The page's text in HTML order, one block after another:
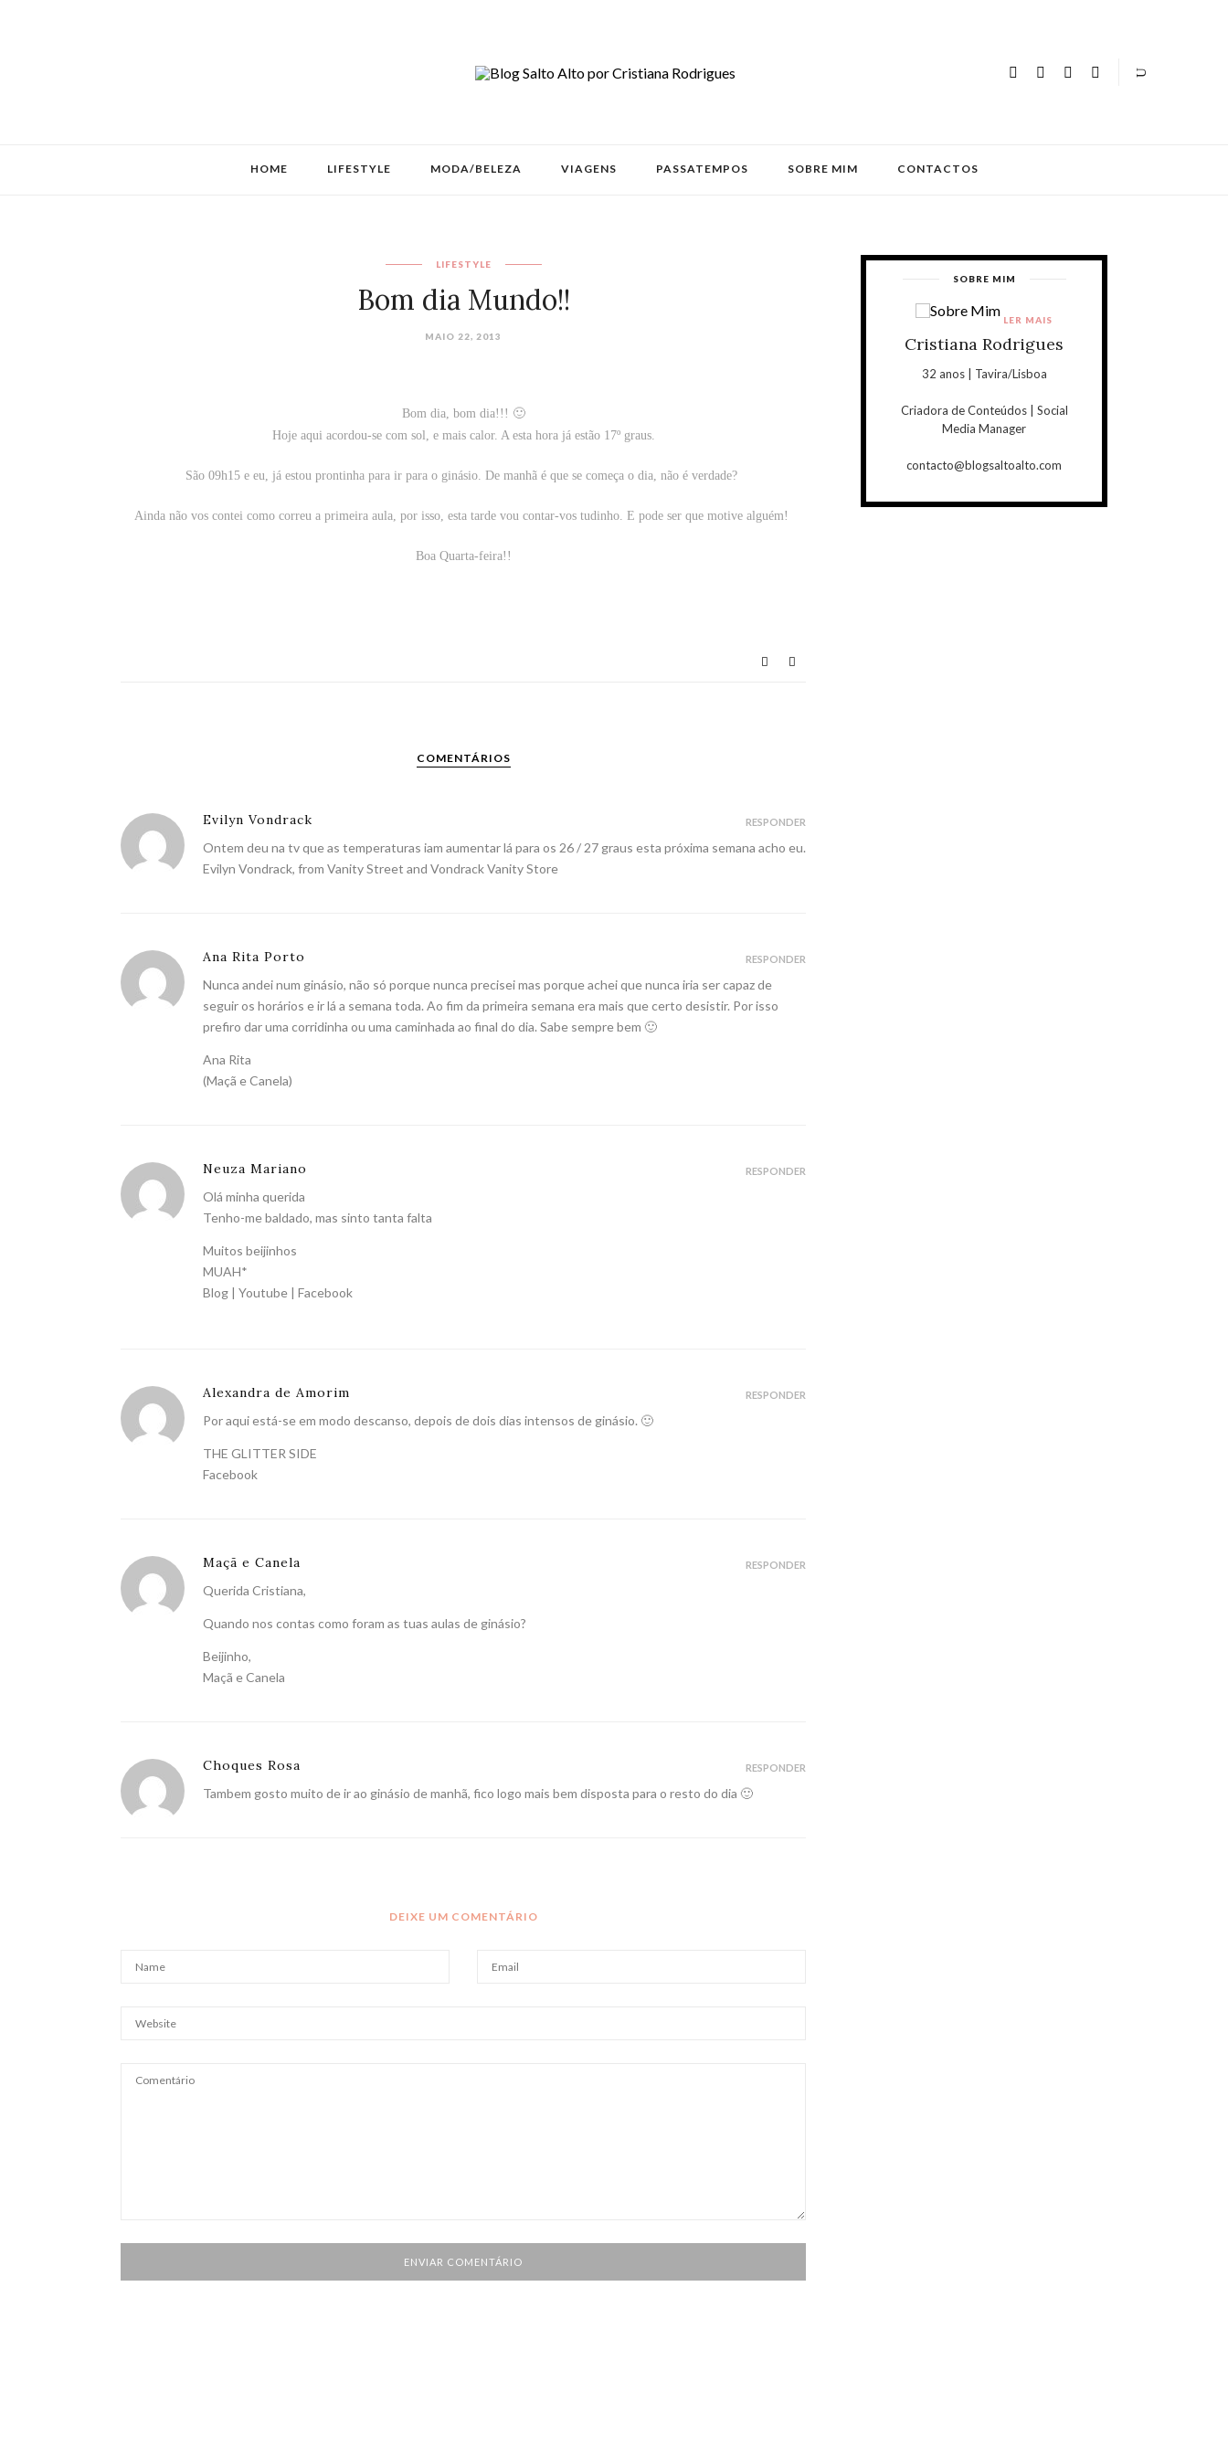
HOME LIFESTYLE MODA/BELEZA VIAGENS PASSATEMPOS SOBRE MIM CONTACTOS
LIFESTYLE
Bom dia Mundo!!
MAIO 22, 2013
Bom dia, bom dia!!! 🙂
Hoje aqui acordou-se com sol, e mais calor. A esta hora já estão 17º graus.
São 09h15 e eu, já estou prontinha para ir para o ginásio. De manhã é que se começa o dia, não é verdade?
Ainda não vos contei como correu a primeira aula, por isso, esta tarde vou contar-vos tudinho. E pode ser que motive alguém!
Boa Quarta-feira!!
COMENTÁRIOS
Evilyn Vondrack
Ontem deu na tv que as temperaturas iam aumentar lá para os 26 / 27 graus esta próxima semana acho eu.
Evilyn Vondrack, from Vanity Street and Vondrack Vanity Store
RESPONDER
Ana Rita Porto
Nunca andei num ginásio, não só porque nunca precisei mas porque achei que nunca iria ser capaz de
seguir os horários e ir lá a semana toda. Ao fim da primeira semana era mais que certo desistir. Por isso
prefiro dar uma corridinha ou uma caminhada ao final do dia. Sabe sempre bem 🙂
Ana Rita
(Maçã e Canela)
RESPONDER
Neuza Mariano
Olá minha querida
Tenho-me baldado, mas sinto tanta falta
Muitos beijinhos
MUAH*
Blog | Youtube | Facebook
RESPONDER
Alexandra de Amorim
Por aqui está-se em modo descanso, depois de dois dias intensos de ginásio. 🙂
THE GLITTER SIDE
Facebook
RESPONDER
Maçã e Canela
Querida Cristiana,
Quando nos contas como foram as tuas aulas de ginásio?
Beijinho,
Maçã e Canela
RESPONDER
Choques Rosa
Tambem gosto muito de ir ao ginásio de manhã, fico logo mais bem disposta para o resto do dia 🙂
RESPONDER
DEIXE UM COMENTÁRIO
SOBRE MIM
Cristiana Rodrigues
32 anos | Tavira/Lisboa
Criadora de Conteúdos | Social
Media Manager
contacto@blogsaltoalto.com
LER MAIS